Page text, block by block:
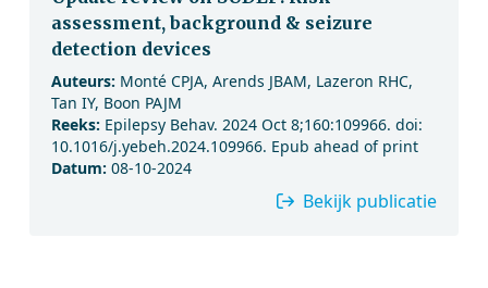
assessment, background & seizure
detection devices
Auteurs: Monté CPJA, Arends JBAM, Lazeron RHC,
Tan IY, Boon PAJM
Reeks: Epilepsy Behav. 2024 Oct 8;160:109966. doi:
10.1016/j.yebeh.2024.109966. Epub ahead of print
Datum: 08-10-2024
Bekijk publicatie